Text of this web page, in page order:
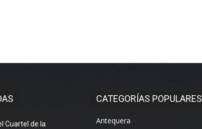
Cuartel de la
CATEGORÍAS POPULARES
Antequera